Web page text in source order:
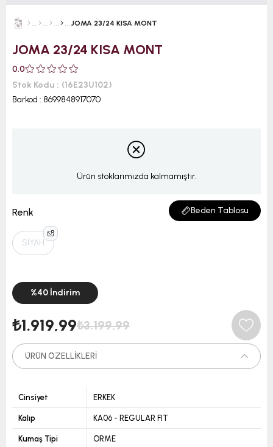
JOMA 23/24 KISA MONT
JOMA 23/24 KISA MONT
0.0
Stok Kodu
(16E23U102)
Barkod : 8699848917070
Ürün stoklarımızda kalmamıştır.
Renk Beden Tablosu
SİYAH
%40 İndirim
₺3.199,99
₺1.919,99
ÜRÜN ÖZELLIKLERI
Cinsiyet ERKEK
Kalıp KA06 - REGULAR FIT
Kumaş Tipi ÖRME